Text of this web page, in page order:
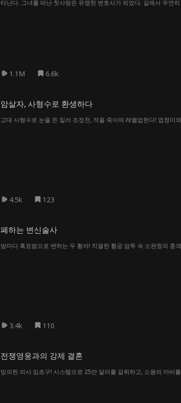
타난다. 그녀를 떠난 첫사랑은 유명한 변호사가 되었다. 길에서 우연
1.1M 6.6k
암살자, 사형수로 환생하다
고대 사형수로 눈을 뜬 킬러 조정천, 적을 죽이며 레벨업한다! 엽청
4.5k 123
폐하는 변신술사
밤마다 흑표범으로 변하는 두 황자! 치열한 황궁 암투 속 소완청의 충
3.4k 110
전쟁영웅과의 강제 결혼
빙의한 의사 임초구! 시스템으로 25만 달러를 갈취하고, 소왕의 마비